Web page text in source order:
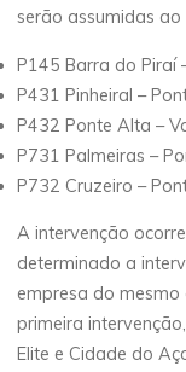
serão assumidas
P145 Barra do Piraí
P431 Pinheiral –
P432 Ponte Alta –
P731 Palmeiras –
P732 Cruzeiro –
A intervenção
determinado a
empresa do
primeira
Elite e Cidade do